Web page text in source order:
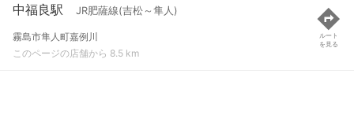
中福良駅 JR肥薩線(吉松～隼人)
霧島市隼人町嘉例川
このページの店舗から 8.5 km
ルート
を見る